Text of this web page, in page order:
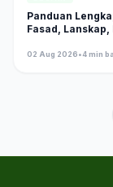
Panduan
Fasad,
02 Aug 2026•4 min